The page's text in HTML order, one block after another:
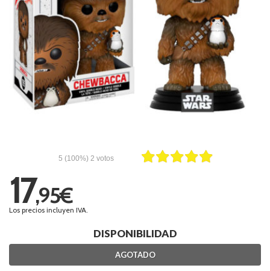
5 (100%) 2 votos
17,95€
Los precios incluyen IVA.
DISPONIBILIDAD
AGOTADO